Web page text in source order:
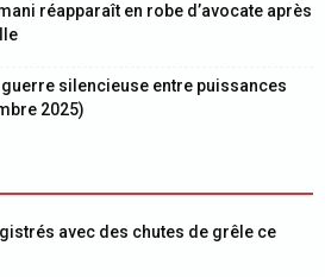
réapparaît en robe d’avocate après
guerre silencieuse entre puissances
2025)
avec des chutes de grêle ce